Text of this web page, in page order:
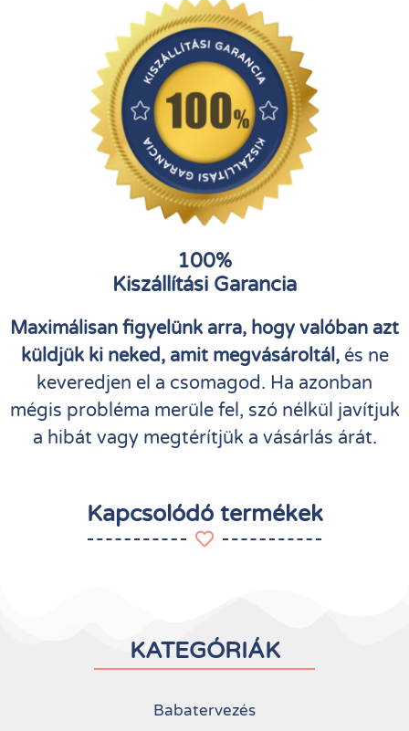
100%
Kiszállítási Garancia
Maximálisan figyelünk arra, hogy valóban azt
küldjük ki neked, amit megvásároltál, és ne
keveredjen el a csomagod. Ha azonban
mégis probléma merüle fel, szó nélkül javítjuk
a hibát vagy megtérítjük a vásárlás árát.
Kapcsolódó termékek
KATEGÓRIÁK
Babatervezés